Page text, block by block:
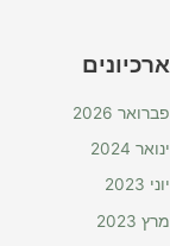
ארכיונים
פברואר 2026
ינואר 2024
יוני 2023
מרץ 2023